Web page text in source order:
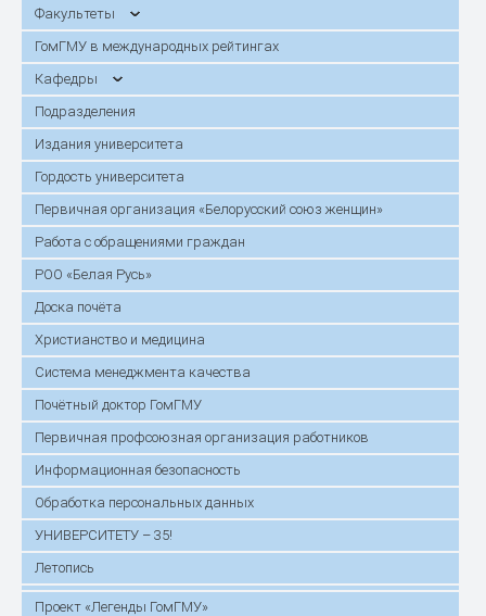
Факультеты
ГомГМУ в международных рейтингах
Кафедры
Подразделения
Издания университета
Гордость университета
Первичная организация «Белорусский союз женщин»
Работа с обращениями граждан
РОО «Белая Русь»
Доска почёта
Христианство и медицина
Система менеджмента качества
Почётный доктор ГомГМУ
Первичная профсоюзная организация работников
Информационная безопасность
Обработка персональных данных
УНИВЕРСИТЕТУ – 35!
Летопись
Проект «Легенды ГомГМУ»